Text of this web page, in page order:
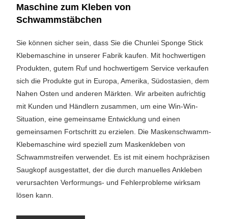
Maschine zum Kleben von
Schwammstäbchen
Sie können sicher sein, dass Sie die Chunlei Sponge Stick
Klebemaschine in unserer Fabrik kaufen. Mit hochwertigen
Produkten, gutem Ruf und hochwertigem Service verkaufen
sich die Produkte gut in Europa, Amerika, Südostasien, dem
Nahen Osten und anderen Märkten. Wir arbeiten aufrichtig
mit Kunden und Händlern zusammen, um eine Win-Win-
Situation, eine gemeinsame Entwicklung und einen
gemeinsamen Fortschritt zu erzielen. Die Maskenschwamm-
Klebemaschine wird speziell zum Maskenkleben von
Schwammstreifen verwendet. Es ist mit einem hochpräzisen
Saugkopf ausgestattet, der die durch manuelles Ankleben
verursachten Verformungs- und Fehlerprobleme wirksam
lösen kann.